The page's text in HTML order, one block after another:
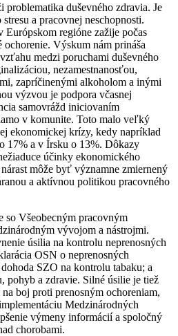
duševného zdravia. Je
a pracovnej neschopnosti.
regióne zažije počas
ochorenie. Výskum nám prináša
medzi poruchami duševného
nezamestnanosťou,
zapríčinenými alkoholom a inými
výzvou je podpora včasnej
samovrážd iniciovaním
v komunite. Toto malo veľký
ekonomickej krízy, kedy napríklad
17% a v Írsku o 13%. Dôkazy
účinky ekonomického
môže byť významne zmiernený
a aktívnou politikou pracovného
so Všeobecným pracovným
vývojom a nástrojmi.
úsilia na kontrolu neprenosných
OSN o neprenosných
SZO na kontrolu tabaku; a
pohyb a zdravie. Silné úsilie je tiež
boj proti prenosným ochoreniam,
Medzinárodných
výmeny informácií a spoločný
chorobami.